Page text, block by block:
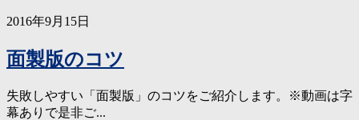
2016年9月15日
面製版のコツ
失敗しやすい「面製版」のコツをご紹介します。※動画は字
幕ありで是非ご...